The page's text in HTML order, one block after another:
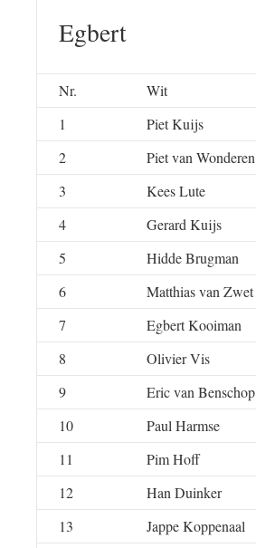
Egbert
Nr. Wit
1
Piet Kuijs
2
Piet van Wonderen
3
Kees Lute
4
Gerard Kuijs
5
Hidde Brugman
6
Matthias van Zwet
7
Egbert Kooiman
8
Olivier Vis
9
Eric van Benschop
10
Paul Harmse
11
Pim Hoff
12
Han Duinker
13
Jappe Koppenaal